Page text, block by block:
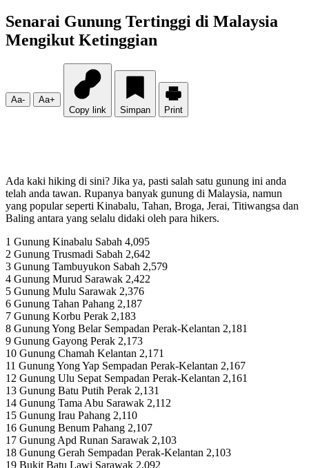
Senarai Gunung Tertinggi di Malaysia
Mengikut Ketinggian
Aa-
Aa+
Copy link
Simpan Print
Ada kaki hiking di sini? Jika ya, pasti salah satu gunung ini anda
telah anda tawan. Rupanya banyak gunung di Malaysia, namun
yang popular seperti Kinabalu, Tahan, Broga, Jerai, Titiwangsa dan
Baling antara yang selalu didaki oleh para hikers.
1 Gunung Kinabalu Sabah 4,095
2 Gunung Trusmadi Sabah 2,642
3 Gunung Tambuyukon Sabah 2,579
4 Gunung Murud Sarawak 2,422
5 Gunung Mulu Sarawak 2,376
6 Gunung Tahan Pahang 2,187
7 Gunung Korbu Perak 2,183
8 Gunung Yong Belar Sempadan Perak-Kelantan 2,181
9 Gunung Gayong Perak 2,173
10 Gunung Chamah Kelantan 2,171
11 Gunung Yong Yap Sempadan Perak-Kelantan 2,167
12 Gunung Ulu Sepat Sempadan Perak-Kelantan 2,161
13 Gunung Batu Putih Perak 2,131
14 Gunung Tama Abu Sarawak 2,112
15 Gunung Irau Pahang 2,110
16 Gunung Benum Pahang 2,107
17 Gunung Apd Runan Sarawak 2,103
18 Gunung Gerah Sempadan Perak-Kelantan 2,103
19 Bukit Batu Lawi Sarawak 2,092